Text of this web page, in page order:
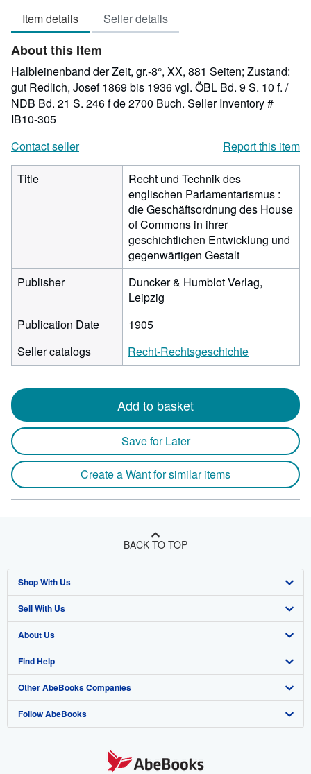
of
5
Item details Seller details
About this Item
Halbleinenband der Zeit, gr.-8°, XX, 881 Seiten; Zustand:
gut Redlich, Josef 1869 bis 1936 vgl. ÖBL Bd. 9 S. 10 f. /
NDB Bd. 21 S. 246 f de 2700 Buch. Seller Inventory #
IB10-305
Contact seller
Report this item
Title
Recht und Technik des
englischen Parlamentarismus :
die Geschäftsordnung des House
of Commons in ihrer
geschichtlichen Entwicklung und
gegenwärtigen Gestalt
Publisher
Duncker & Humblot Verlag,
Leipzig
Publication Date
1905
Seller catalogs
Recht-Rechtsgeschichte
Add to basket
Save for Later
Create a Want for similar items
BACK TO TOP
Shop With Us
Advanced Search
Browse Collections
My Account
My Orders
View Basket
Sell With Us
Start Selling
Join Our Affiliate Program
Book Buyback
Refer a seller
About Us
About AbeBooks
Media
Careers
Find Help
Help
Customer Support
Other AbeBooks Companies
AbeBooks.co.uk
Follow AbeBooks